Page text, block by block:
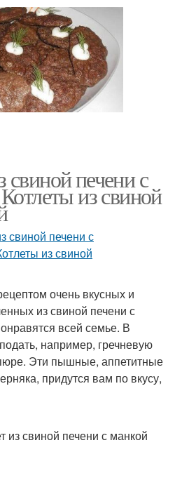
печени с
из свиной
очень вкусных и
из свиной печени с
всей семье. В
например, гречневую
Эти пышные, аппетитные
придутся вам по вкусу,
из свиной печени с манкой